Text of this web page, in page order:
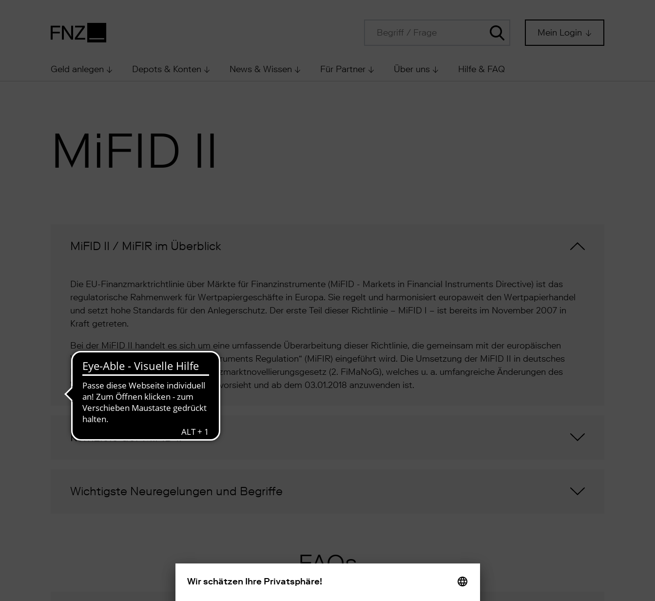
Mein Login
Geld anlegen Depots & Konten News & Wissen Für Partner Über uns Hilfe & FAQ
MiFID II
MiFID II / MiFIR im Überblick
Die EU-Finanzmarktrichtlinie über Märkte für Finanzinstrumente (MiFID - Markets in Financial Instruments Directive) ist das
regulatorische Rahmenwerk für Wertpapiergeschäfte in Europa. Sie regelt und harmonisiert europaweit den Wertpapierhandel
und setzt hohe Standards für den Anlegerschutz. Der erste Teil dieser Richtlinie – MiFID I – ist bereits im November 2007 in
Kraft getreten.
Bei der MiFID II handelt es sich um eine umfassende Überarbeitung dieser Richtlinie, die gemeinsam mit der europäischen
Verordnung „Markets in Financial Instruments Regulation“ (MiFIR) eingeführt wird. Die Umsetzung der MiFID II in deutsches
Recht erfolgt durch das zweite Finanzmarktnovellierungsgesetz (2. FiMaNoG), welches u. a. umfangreiche Änderungen des
Wertpapierhandelsgesetzes (WpHG) vorsieht und ab dem 03.01.2018 anzuwenden ist.
Kernziele der MiFID II
Wichtigste Neuregelungen und Begriffe
FAQs